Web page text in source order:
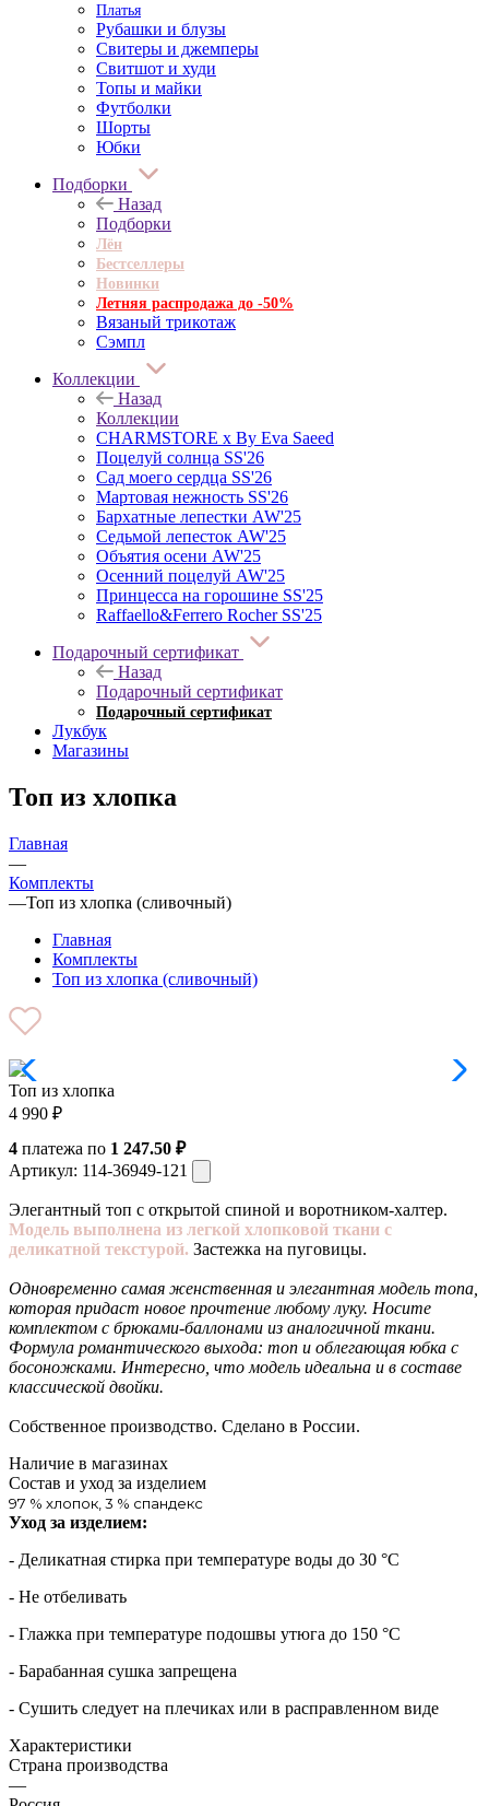
Платья
Рубашки и блузы
Свитеры и джемперы
Свитшот и худи
Топы и майки
Футболки
Шорты
Юбки
Подборки
Назад
Подборки
Лён
Бестселлеры
Новинки
Летняя распродажа до -50%
Вязаный трикотаж
Сэмпл
Коллекции
Назад
Коллекции
CHARMSTORE х By Eva Saeed
Поцелуй солнца SS'26
Сад моего сердца SS'26
Мартовая нежность SS'26
Бархатные лепестки AW'25
Седьмой лепесток AW'25
Объятия осени AW'25
Осенний поцелуй AW'25
Принцесса на горошине SS'25
Raffaello&Ferrero Rocher SS'25
Подарочный сертификат
Назад
Подарочный сертификат
Подарочный сертификат
Лукбук
Магазины
Топ из хлопка
Главная
—
Комплекты
—Топ из хлопка (сливочный)
Главная
Комплекты
Топ из хлопка (сливочный)
Топ из хлопка
4 990 ₽
4 платежа по 1 247.50 ₽
Артикул: 114-36949-121
Элегантный топ с открытой спиной и воротником-халтер.
Модель выполнена из легкой хлопковой ткани с
деликатной текстурой. Застежка на пуговицы.
Одновременно самая женственная и элегантная модель топа,
которая придаст новое прочтение любому луку. Носите
комплектом с брюками-баллонами из аналогичной ткани.
Формула романтического выхода: топ и облегающая юбка с
босоножками. Интересно, что модель идеальна и в составе
классической двойки.
Собственное производство. Сделано в России.
Наличие в магазинах
Состав и уход за изделием
97 % хлопок, 3 % спандекс
Уход за изделием:
- Деликатная стирка при температуре воды до 30 °C
- Не отбеливать
- Глажка при температуре подошвы утюга до 150 °C
- Барабанная сушка запрещена
- Сушить следует на плечиках или в расправленном виде
Характеристики
Страна производства
—